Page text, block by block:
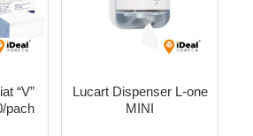
“V”
pach
Lucart Dispenser L-one
MINI